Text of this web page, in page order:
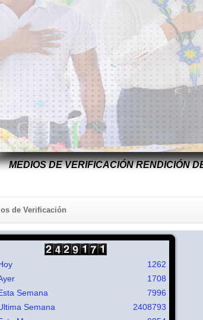
MEDIOS DE VERIFICACIÓN RENDICIÓN
de Verificación
Semana
Semana
1262
1708
7996
2408793